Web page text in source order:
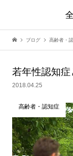
ブログ 高齢者・
若年性認知症
2018.04.25
高齢者・認知症